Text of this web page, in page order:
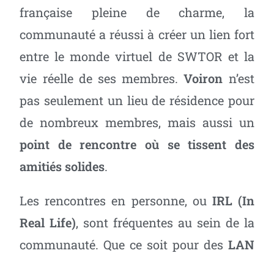
française pleine de charme, la
communauté a réussi à créer un lien fort
entre le monde virtuel de SWTOR et la
vie réelle de ses membres.Voiron n’est
pas seulement un lieu de résidence pour
de nombreux membres, mais aussi un
point de rencontre où se tissent des
amitiés solides.
Les rencontres en personne, ou IRL (In
Real Life), sont fréquentes au sein de la
communauté. Que ce soit pour des LAN